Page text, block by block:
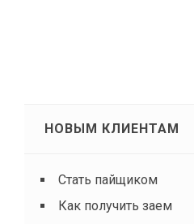
НОВЫМ КЛИЕНТАМ
Стать пайщиком
Как получить заем